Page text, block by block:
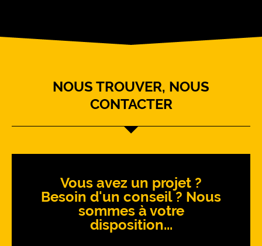
NOUS TROUVER, NOUS
CONTACTER
Vous avez un projet ?
Besoin d'un conseil ? Nous
sommes à votre
disposition...